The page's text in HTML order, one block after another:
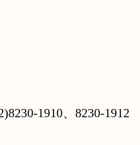
1910、8230-1912